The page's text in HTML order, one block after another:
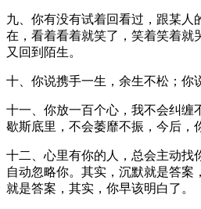
九、你有没有试着回看过，跟某人
在，看着看着就笑了，笑着笑着就
又回到陌生。
十、你说携手一生，余生不松；你
十一、你放一百个心，我不会纠缠
歇斯底里，不会萎靡不振，今后，
十二、心里有你的人，总会主动找
自动忽略你。其实，沉默就是答案
就是答案，其实，你早该明白了。